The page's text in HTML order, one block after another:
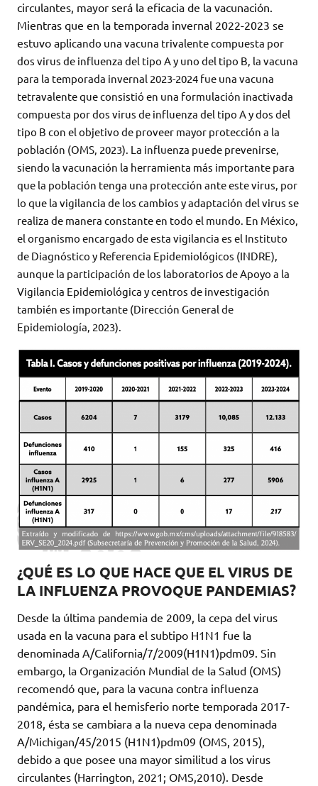
circulantes, mayor será la eficacia de la vacunación.
Mientras que en la temporada invernal 2022-2023 se
estuvo aplicando una vacuna trivalente compuesta por
dos virus de influenza del tipo A y uno del tipo B, la vacuna
para la temporada invernal 2023-2024 fue una vacuna
tetravalente que consistió en una formulación inactivada
compuesta por dos virus de influenza del tipo Ay dos del
tipo B con el objetivo de proveer mayor protección a la
población (OMS, 2023). La influenza puede prevenirse,
siendo la vacunación la herramienta más importante para
que la población tenga una protección ante este virus, por
lo que la vigilancia de los cambios y adaptación del virus se
realiza de manera constante en todo el mundo. En México,
el organismo encargado de esta vigilancia es el Instituto
de Diagnóstico y Referencia Epidemiológicos (INDRE),
aunque la participación de los laboratorios de Apoyo a la
Vigilancia Epidemiológica y centros de investigación
también es importante (Dirección General de
Epidemiología, 2023).
¿QUÉ ES LO QUE HACE QUE EL VIRUS DE
LA INFLUENZA PROVOQUE PANDEMIAS?
Desde la última pandemia de 2009, la cepa del virus
usada en la vacuna para el subtipo H1N1 fue la
denominada A/California/7/2009(H1N1)pdm09. Sin
embargo, la Organización Mundial de la Salud (OMS)
recomendó que, para la vacuna contra influenza
pandémica, para el hemisferio norte temporada 2017-
2018, ésta se cambiara a la nueva cepa denominada
A/Michigan/45/2015 (H1N1)pdm09 (OMS, 2015),
debido a que posee una mayor similitud a los virus
circulantes (Harrington, 2021; OMS,2010). Desde